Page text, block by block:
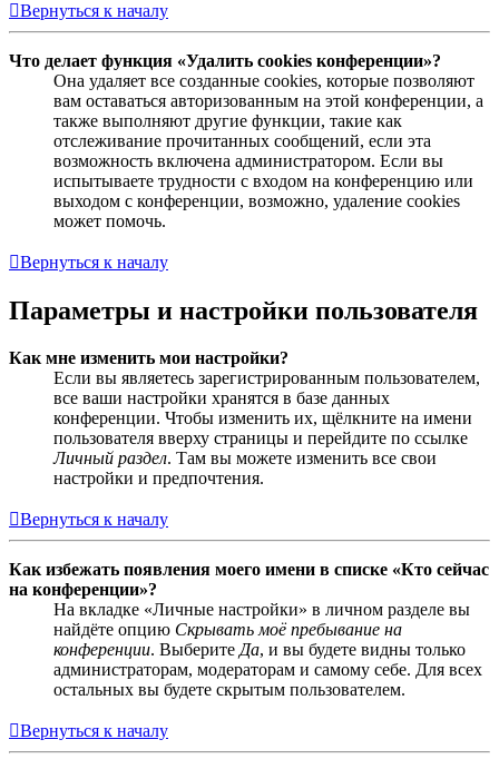
Вернуться к началу
Что делает функция «Удалить cookies конференции»?
Она удаляет все созданные cookies, которые позволяют
вам оставаться авторизованным на этой конференции, а
также выполняют другие функции, такие как
отслеживание прочитанных сообщений, если эта
возможность включена администратором. Если вы
испытываете трудности с входом на конференцию или
выходом с конференции, возможно, удаление cookies
может помочь.
Вернуться к началу
Параметры и настройки пользователя
Как мне изменить мои настройки?
Если вы являетесь зарегистрированным пользователем,
все ваши настройки хранятся в базе данных
конференции. Чтобы изменить их, щёлкните на имени
пользователя вверху страницы и перейдите по ссылке
Личный раздел. Там вы можете изменить все свои
настройки и предпочтения.
Вернуться к началу
Как избежать появления моего имени в списке «Кто сейчас
на конференции»?
На вкладке «Личные настройки» в личном разделе вы
найдёте опцию Скрывать моё пребывание на
конференции. Выберите Да, и вы будете видны только
администраторам, модераторам и самому себе. Для всех
остальных вы будете скрытым пользователем.
Вернуться к началу